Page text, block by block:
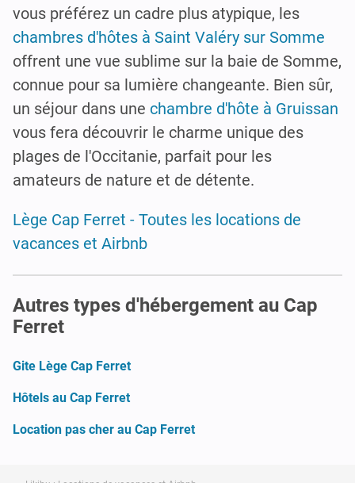
vous préférez un cadre plus atypique, les
chambres d'hôtes à Saint Valéry sur Somme
offrent une vue sublime sur la baie de Somme,
connue pour sa lumière changeante. Bien sûr,
un séjour dans une chambre d'hôte à Gruissan
vous fera découvrir le charme unique des
plages de l'Occitanie, parfait pour les
amateurs de nature et de détente.
Lège Cap Ferret - Toutes les locations de
vacances et Airbnb
Autres types d'hébergement au Cap
Ferret
Gite Lège Cap Ferret
Hôtels au Cap Ferret
Location pas cher au Cap Ferret